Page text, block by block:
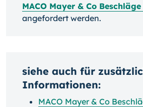
MACO Mayer & Co
angefordert werden.
siehe auch für
Informationen:
MACO Mayer & Co